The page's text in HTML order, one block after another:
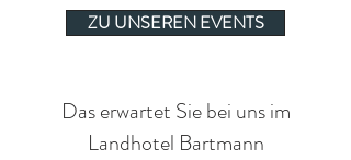
ZU UNSEREN EVENTS
Das erwartet Sie bei uns im
Landhotel Bartmann